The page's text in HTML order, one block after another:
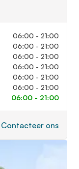
06:00 - 21:00
06:00 - 21:00
06:00 - 21:00
06:00 - 21:00
06:00 - 21:00
06:00 - 21:00
06:00 - 21:00
Contacteer ons